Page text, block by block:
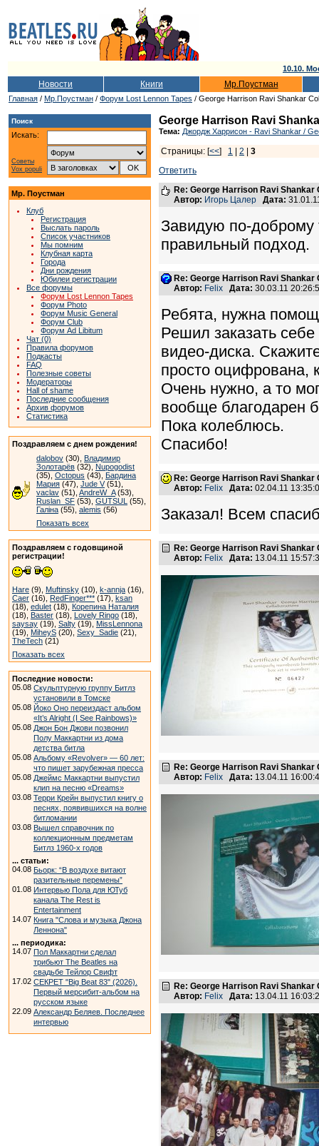
10.10.
Новости Книги Мр.Поустман
Главная / Мр.Поустман / Форум Lost Lennon Tapes / George Harrison Ravi Shankar
Поиск
Искать:
Советы
Vox populi
Мр. Поустман
Клуб
Регистрация
Выслать пароль
Список участников
Мы помним
Клубная карта
Города
Дни рождения
Юбилеи регистрации
Все форумы
Форум Lost Lennon Tapes
Форум Photo
Форум Music General
Форум Club
Форум Ad Libitum
Чат (0)
Правила форумов
Подкасты
FAQ
Полезные советы
Модераторы
Hall of shame
Последние сообщения
Архив форумов
Статистика
Поздравляем с днем рождения!
dalobov (30), Владимир
Золотарёв (32), Nupogodist
(35), Octopus (43), Бардина
Мария (47), Jude V(51),
vaclav (51), AndreW_A(53),
Ruslan_SF (53), GUTSUL (55),
Галіна (55), alemis (56)
Показать всех
Поздравляем с годовщиной
регистрации!
Hare (9), Muftinsky (10), k-annja (16),
Caer (16), RedFinger*** (17), ksan
(18), edulet (18), Корепина Наталия
(18), Baster (18), Lovely Ringo (18),
saysay (19), Salty (19), MissLennona
(19), MiheyS (20), Sexy_Sadie (21),
TheTech (21)
Показать всех
Последние новости:
05.08 Скульптурную группу Битлз
установили в Томске
05.08 Йоко Оно переиздаст альбом
«It’s Alright (I See Rainbows)»
05.08 Джон Бон Джови позвонил
Полу Маккартни из дома
детства битла
05.08 Альбому «Revolver» — 60 лет:
что пишет зарубежная пресса
05.08 Джеймс Маккартни выпустил
клип на песню «Dreams»
03.08 Терри Крейн выпустил книгу о
песнях, появившихся на волне
битломании
03.08 Вышел справочник по
коллекционным предметам
Битлз 1960-х годов
... статьи:
04.08 Бьорк: “В воздухе витают
разительные перемены”
01.08 Интервью Пола для ЮТуб
канала The Rest is
Entertainment
14.07 Книга "Слова и музыка Джона
Леннона"
... периодика:
14.07 Пол Маккартни сделал
трибьют The Beatles на
свадьбе Тейлор Свифт
17.02 СЕКРЕТ "Big Beat 83" (2026).
Первый мерсибит-альбом на
русском языке
22.09 Александр Беляев. Последнее
интервью
George Harrison Ravi
Тема: Джордж Харрисон - Ravi Shankar /
Страницы: [<<] 1 2
3
Ответить
Re: George Harrison Ravi
Автор: Игорь Цалер Дата:
Завидую по-доброму
правильный подход.
Re: George Harrison Ravi
Автор: Felix Дата: 30.03.11
Ребята, нужна
Решил заказать
видео-диска.
просто оцифрована,
Очень нужно, а то
вообще благодарен
Пока колеблюсь.
Спасибо!
Re: George Harrison Ravi
Автор: Felix Дата: 02.04.11
Заказал! Всем
Re: George Harrison Ravi
Автор: Felix Дата: 13.04.11
Re: George Harrison Ravi
Автор: Felix Дата: 13.04.11
Re: George Harrison Ravi
Автор: Felix Дата: 13.04.11